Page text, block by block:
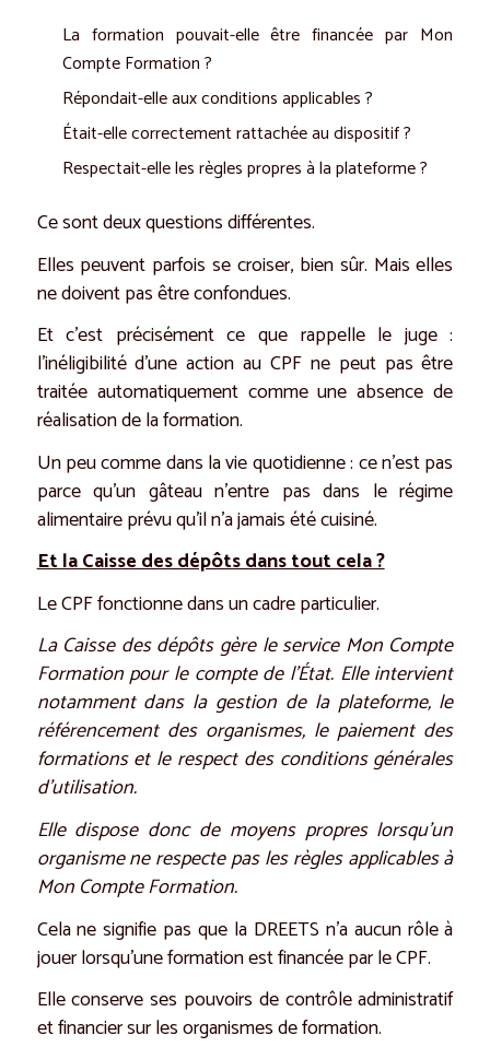
La formation pouvait-elle être financée par Mon
Compte Formation ?
Répondait-elle aux conditions applicables ?
Était-elle correctement rattachée au dispositif ?
Respectait-elle les règles propres à la plateforme ?
Ce sont deux questions différentes.
Elles peuvent parfois se croiser, bien sûr. Mais elles
ne doivent pas être confondues.
Et c’est précisément ce que rappelle le juge :
l’inéligibilité d’une action au CPF ne peut pas être
traitée automatiquement comme une absence de
réalisation de la formation.
Un peu comme dans la vie quotidienne : ce n’est pas
parce qu’un gâteau n’entre pas dans le régime
alimentaire prévu qu’il n’a jamais été cuisiné.
Et la Caisse des dépôts dans tout cela ?
Le CPF fonctionne dans un cadre particulier.
La Caisse des dépôts gère le service Mon Compte
Formation pour le compte de l’État. Elle intervient
notamment dans la gestion de la plateforme, le
référencement des organismes, le paiement des
formations et le respect des conditions générales
d’utilisation.
Elle dispose donc de moyens propres lorsqu’un
organisme ne respecte pas les règles applicables à
Mon Compte Formation.
Cela ne signifie pas que la DREETS n’a aucun rôle à
jouer lorsqu’une formation est financée par le CPF.
Elle conserve ses pouvoirs de contrôle administratif
et financier sur les organismes de formation.